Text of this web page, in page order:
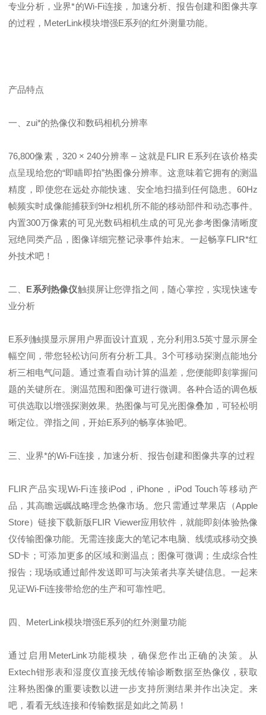
专业分析，业界*的Wi-Fi连接，加速分析、报告创建和图像共享
的过程，MeterLink模块增强E系列的红外测量功能。
产品特点
一、zui*的热像仪和数码相机分辨率
76,800像素，320 × 240分辨率 – 这就是FLIR E系列在该价格卖
点呈现给您的“即瞄即拍”热图像分辨率。这意味着它拥有的测温
精度，即使您在远处亦能快速、安全地扫描到任何隐患。60Hz
帧频实时成像能捕获到9Hz相机所不能的移动部件和动态事件。
内置300万像素的可见光数码相机生成的可见光参考图像清晰度
冠绝同类产品，图像详细完整记录事件始末。一起畅享FLIR*红
外技术吧！
二、 E系列热像仪触摸屏让您弹指之间，随心掌控，实现快速专
业分析
E系列触摸显示屏用户界面设计直观，充分利用3.5英寸显示屏全
幅空间，带您轻松访问所有分析工具。3个可移动探测点能地分
析三相电气问题。通过查看自动计算的温差，您便能即刻掌握问
题的关键所在。测温范围和图像可进行微调。各种合适的调色板
可供选取以增强探测效果。热图像与可见光图像叠加，可轻松明
晰定位。弹指之间，开始E系列的畅享体验吧。
三、业界*的Wi-Fi连接，加速分析、报告创建和图像共享的过程
FLIR产品实现Wi-Fi连接iPod，iPhone，iPod Touch等移动产
品，其高瞻远瞩战略理念热像市场。您只需通过苹果店（Apple
Store）链接下载新版FLIR Viewer应用软件，就能即刻体验热像
仪传输图像功能。无需连接庞大的笔记本电脑、线缆或移动交换
SD卡；可添加更多的区域和测温点；图像可微调；生成综合性
报告；现场或通过邮件发送即可与决策者共享关键信息。一起来
见证Wi-Fi连接带给您的生产和可靠性吧。
四、MeterLink模块增强E系列的红外测量功能
通过启用MeterLink功能模块，确保您作出正确的决策。从
Extech钳形表和湿度仪直接无线传输诊断数据至热像仪，获取
注释热图像的重要读数以进一步支持所测结果并作出决定。来
吧，看看无线连接和传输数据是如此之简易！